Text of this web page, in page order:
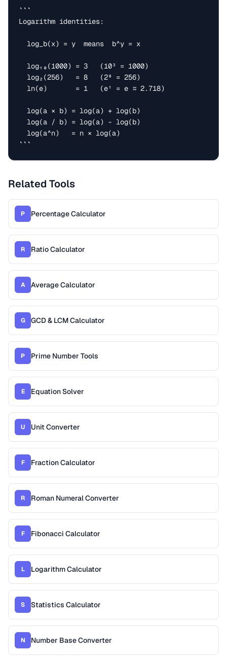
```
Logarithm identities:
```
Related Tools
P Percentage Calculator
R Ratio Calculator
A Average Calculator
G GCD & LCM Calculator
P Prime Number Tools
E Equation Solver
U Unit Converter
F Fraction Calculator
R Roman Numeral Converter
F Fibonacci Calculator
L Logarithm Calculator
S Statistics Calculator
N Number Base Converter